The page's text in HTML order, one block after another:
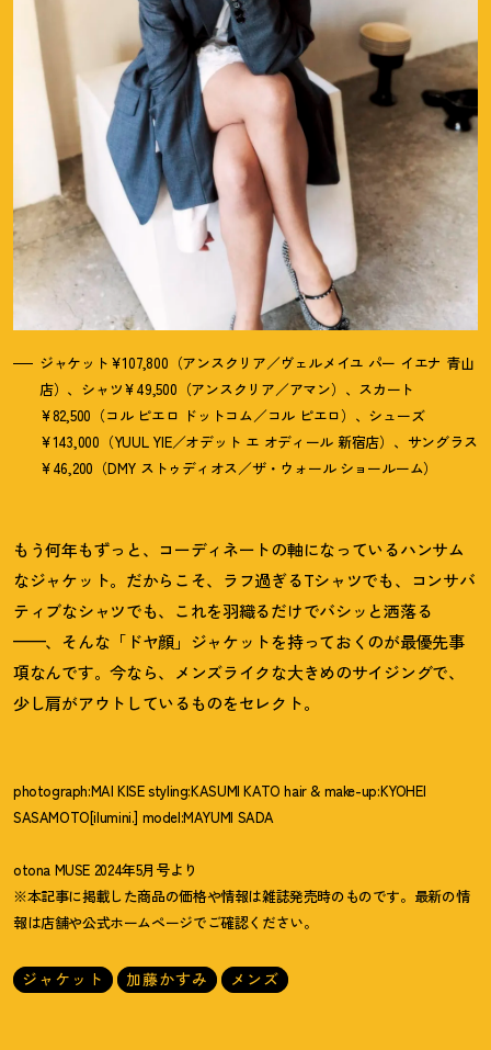
ジャケット¥107,800（アンスクリア／ヴェルメイユ パー イエナ 青山
店）、シャツ¥49,500（アンスクリア／アマン）、スカート
¥82,500（コル ピエロ ドットコム／コル ピエロ）、シューズ
¥143,000（YUUL YIE／オデット エ オディール 新宿店）、サングラス
¥46,200（DMY ストゥディオス／ザ・ウォール ショールーム）
もう何年もずっと、コーディネートの軸になっているハンサム
なジャケット。だからこそ、ラフ過ぎるTシャツでも、コンサバ
ティブなシャツでも、これを羽織るだけでバシッと洒落る
——、そんな「ドヤ顔」ジャケットを持っておくのが最優先事
項なんです。今なら、メンズライクな大きめのサイジングで、
少し肩がアウトしているものをセレクト。
photograph:MAI KISE styling:KASUMI KATO hair & make-up:KYOHEI
SASAMOTO[ilumini.] model:MAYUMI SADA
otona MUSE 2024年5月号より
※本記事に掲載した商品の価格や情報は雑誌発売時のものです。最新の情
報は店舗や公式ホームページでご確認ください。
ジャケット 加藤かすみ メンズ